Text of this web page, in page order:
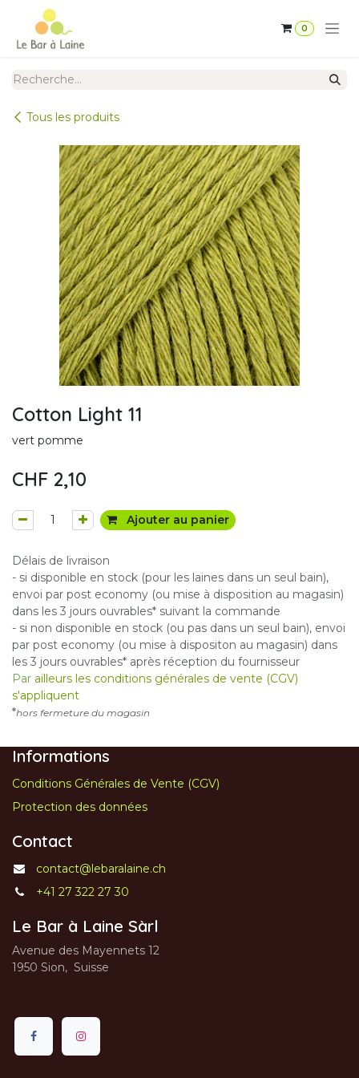
Se rendre au contenu
0
Tous les produits
Cotton Light 11
vert pomme
CHF 2,10
Ajouter au panier
Délais de livraison
- si disponible en stock (pour les laines dans un seul bain),
envoi par post economy (ou mise à disposition au magasin)
dans les 3 jours ouvrables* suivant la commande
- si non disponible en stock (ou pas dans un seul bain), envoi
par post economy (ou mise à dispositon au magasin) dans
les 3 jours ouvrables* après réception du fournisseur
Par ailleurs les conditions générales de vente (CGV)
s'appliquent
*hors fermeture du magasin
Informations
Conditions Générales de Vente (CGV)
Protection des données
Contact
contact@lebaralaine.ch
+41 27 322 27 30
Le Bar à Laine Sàrl
Avenue des Mayennets 12
1950 Sion, Suisse